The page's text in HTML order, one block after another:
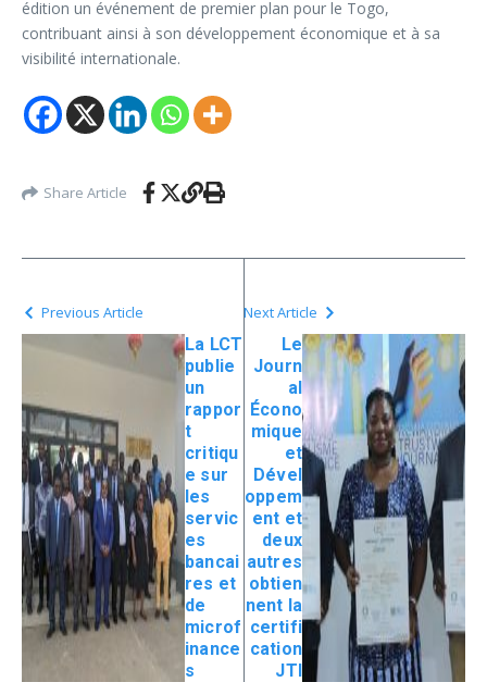
édition un événement de premier plan pour le Togo,
contribuant ainsi à son développement économique et à sa
visibilité internationale.
Share Article
Previous Article
La LCT
publie
un
rappor
t
critiqu
e sur
les
servic
es
bancai
res et
de
microf
inance
s
Next Article
Le
Journ
al
Écono
mique
et
Dével
oppem
ent et
deux
autres
obtien
nent la
certifi
cation
JTI